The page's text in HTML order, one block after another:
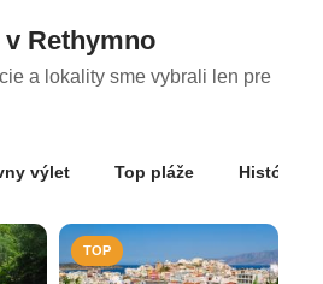
Rethymno
a lokality sme vybrali len pre
výlet Top pláže História
TOP